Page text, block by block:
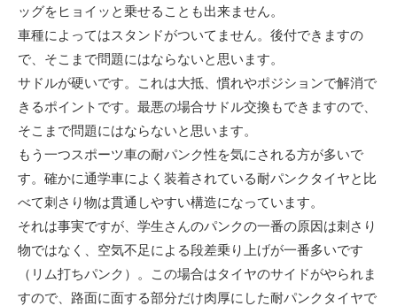
ッグをヒョイッと乗せることも出来ません。
車種によってはスタンドがついてません。後付できますの
で、そこまで問題にはならないと思います。
サドルが硬いです。これは大抵、慣れやポジションで解消で
きるポイントです。最悪の場合サドル交換もできますので、
そこまで問題にはならないと思います。
もう一つスポーツ車の耐パンク性を気にされる方が多いで
す。確かに通学車によく装着されている耐パンクタイヤと比
べて刺さり物は貫通しやすい構造になっています。
それは事実ですが、学生さんのパンクの一番の原因は刺さり
物ではなく、空気不足による段差乗り上げが一番多いです
（リム打ちパンク）。この場合はタイヤのサイドがやられま
すので、路面に面する部分だけ肉厚にした耐パンクタイヤで